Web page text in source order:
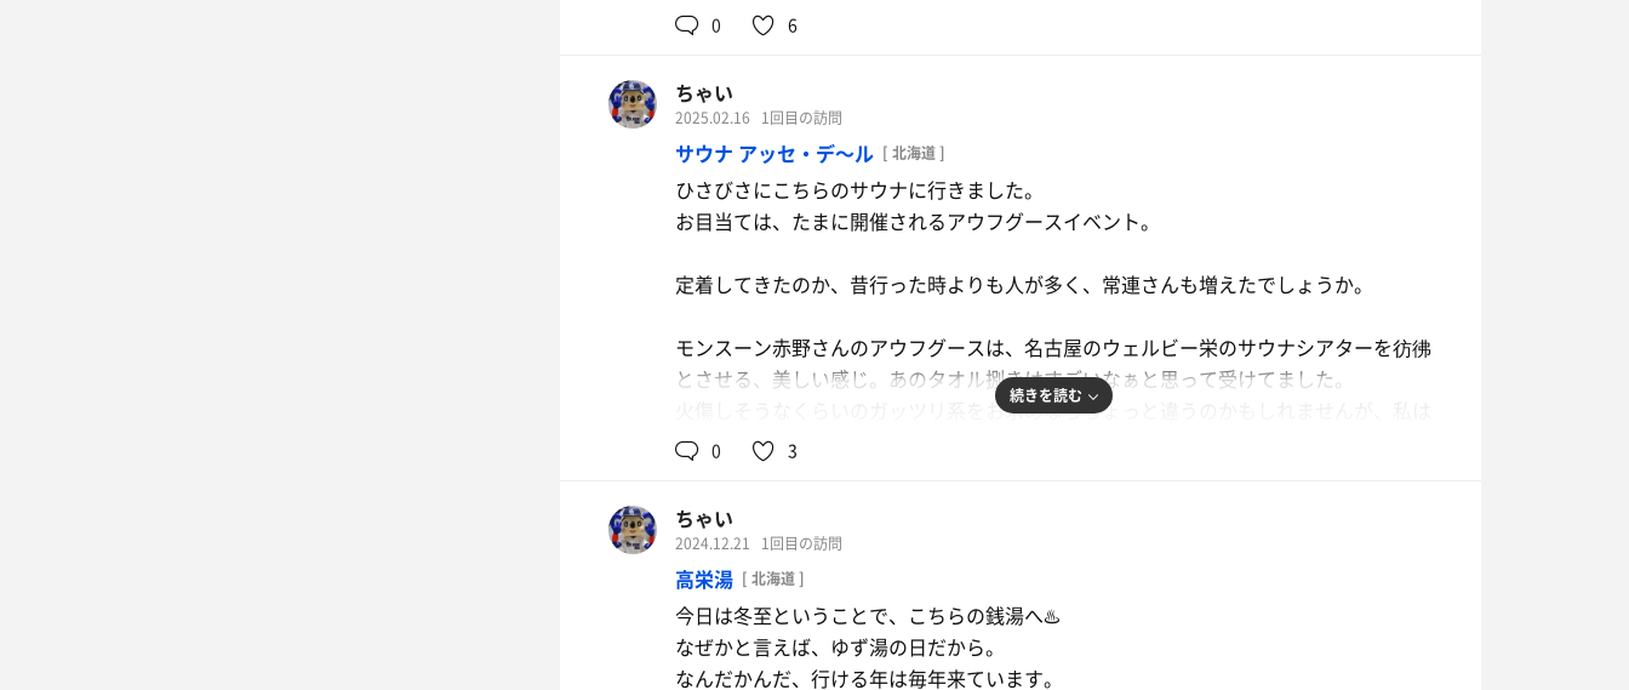
サッポロクラシックとセブンの麻辣湯
とてもガッチリくる感じです。夏なのに。
そして、外にはインフィニティチェアが2脚、他にもイスが複数あるので、座れないこ
とはありませんでした。
難点としては、ここは峠の麓の森の中なので、虫が非常に多いこと。
アブがブンブンしてると、ととのいが中断されてしまいます。
それでも、森の中でインフィニティチェアはそれだけで贅沢でした！
休憩室には人間をダメにするクッションが置いてあるので、そちらで私もとろけてきま
した。
このレベルでこの金額はコスパ最高です！
0 6
ちゃい
2025.02.16 1回目の訪問
サウナ アッセ・デ〜ル [ 北海道 ]
ひさびさにこちらのサウナに行きました。
お目当ては、たまに開催されるアウフグースイベント。
定着してきたのか、昔行った時よりも人が多く、常連さんも増えたでしょうか。
モンスーン赤野さんのアウフグースは、名古屋のウェルビー栄のサウナシアターを彷彿
とさせる、美しい感じ。あのタオル捌きはすごいなぁと思って受けてました。
火傷しそうなくらいのガッツリ系をお求めならちょっと違うのかもしれませんが、私は
こういうのも好きです。
あとは、もうすこーし、サウナが大ければもっと大胆さが発揮できそうですね。
アウフグースで2回、他に2回、しっかりととのいましたw
続きを読む
0 3
ちゃい
2024.12.21 1回目の訪問
高栄湯 [ 北海道 ]
今日は冬至ということで、こちらの銭湯へ♨️
なぜかと言えば、ゆず湯の日だから。
なんだかんだ、行ける年は毎年来ています。